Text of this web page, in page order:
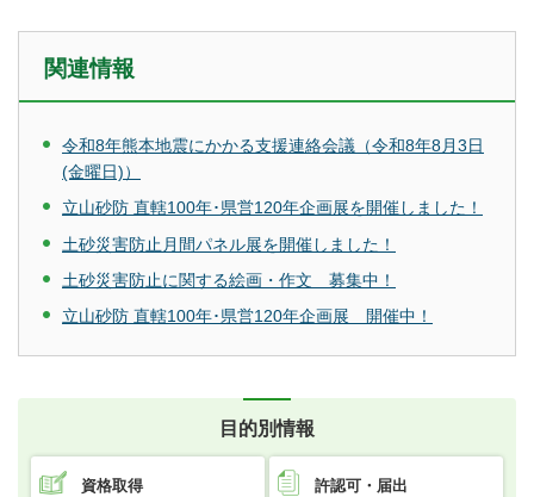
関連情報
令和8年熊本地震にかかる支援連絡会議（令和8年8月3日
(金曜日)）
立山砂防 直轄100年･県営120年企画展を開催しました！
土砂災害防止月間パネル展を開催しました！
土砂災害防止に関する絵画・作文 募集中！
立山砂防 直轄100年･県営120年企画展 開催中！
目的別情報
資格取得 許認可・届出